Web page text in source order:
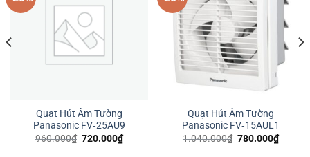
Quạt Hút Âm Tường
Panasonic FV‑25AU9
960.000₫ Giá
720.000₫Giá
hiện
Quạt Hút Âm Tường
Panasonic FV‑15AUL1
1.040.000₫ Giá
780.000₫Giá
hiện